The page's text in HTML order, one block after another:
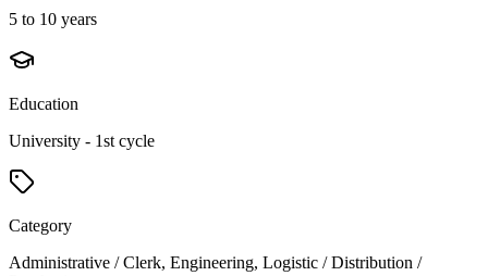
5 to 10 years
Education
University - 1st cycle
Category
Administrative / Clerk, Engineering, Logistic / Distribution /